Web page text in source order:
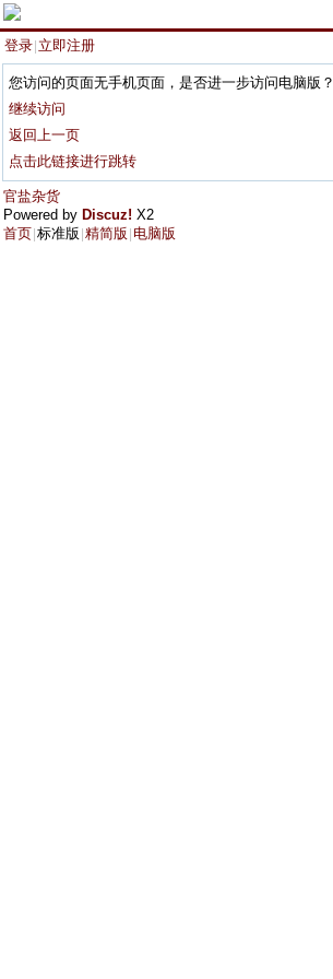
登录 立即注册
您访问的页面无手机页面，是否进一步访问电脑版？
继续访问
返回上一页
点击此链接进行跳转
官盐杂货
Powered by Discuz! X2
首页 标准版 精简版 电脑版